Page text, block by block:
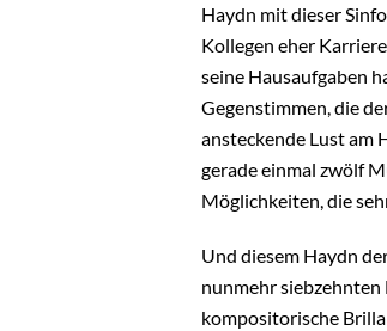
Haydn mit dieser
Kollegen eher
seine Hausaufgaben
Gegenstimmen, die
ansteckende Lust am
gerade einmal zwölf
Möglichkeiten, die
Und diesem Haydn
nunmehr
kompositorische